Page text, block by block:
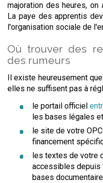
majoration des heures,
La paye des apprentis
l'organisation sociale de
Où trouver des
des rumeurs
Il existe heureusement
elles ne suffisent pas à
le portail officiel
les bases légales
le site de votre
financement
les textes de votre
accessibles depuis
bases